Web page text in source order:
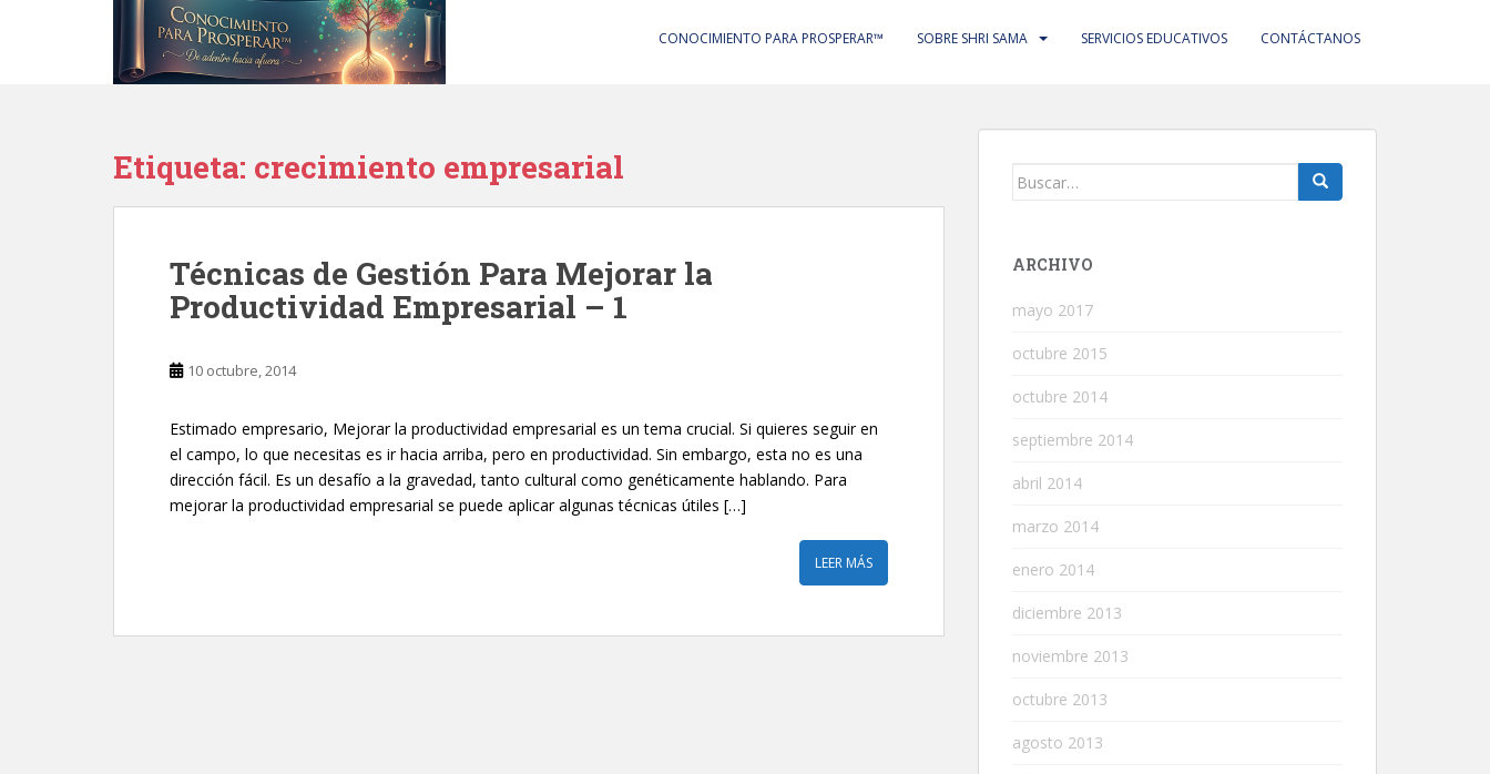
CONOCIMIENTO PARA PROSPERAR™ SOBRE SHRI SAMA SERVICIOS EDUCATIVOS CONTÁCTANOS
Etiqueta: crecimiento empresarial
Técnicas de Gestión Para Mejorar la
Productividad Empresarial – 1
10 octubre, 2014
Estimado empresario, Mejorar la productividad empresarial es un tema crucial. Si quieres seguir en
el campo, lo que necesitas es ir hacia arriba, pero en productividad. Sin embargo, esta no es una
dirección fácil. Es un desafío a la gravedad, tanto cultural como genéticamente hablando. Para
mejorar la productividad empresarial se puede aplicar algunas técnicas útiles […]
LEER MÁS
Buscar:
ARCHIVO
mayo 2017
octubre 2015
octubre 2014
septiembre 2014
abril 2014
marzo 2014
enero 2014
diciembre 2013
noviembre 2013
octubre 2013
agosto 2013